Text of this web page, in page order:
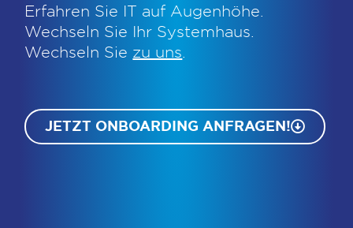
Erfahren Sie IT auf Augenhöhe.
Wechseln Sie Ihr Systemhaus.
Wechseln Sie zu uns.
JETZT ONBOARDING ANFRAGEN!